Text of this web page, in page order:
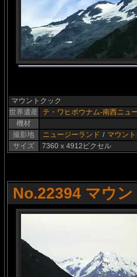
マウントクック
世界遺産
テ・ワヒポウナム-南西ニュ
機材
撮影地
ニュージーランド / マウン
サイズ
7360 x 4912ピクセル
No.22394 マウ